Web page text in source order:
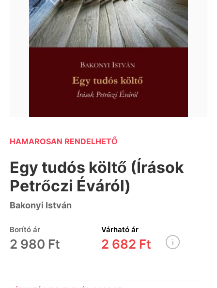
HAMAROSAN RENDELHETŐ
Egy tudós költő (Írások
Petrőczi Éváról)
Bakonyi István
Borító ár
2 980 Ft
Várható ár
2 682 Ft